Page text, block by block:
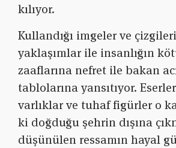
kılıyor.
Kullandığı imgeler ve
yaklaşımlar ile insanlığın
zaaflarına nefret ile bakan
tablolarına yansıtıyor.
varlıklar ve tuhaf figürler o
ki doğduğu şehrin dışına
düşünülen ressamın hayal